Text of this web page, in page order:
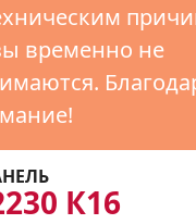
временно не
К16